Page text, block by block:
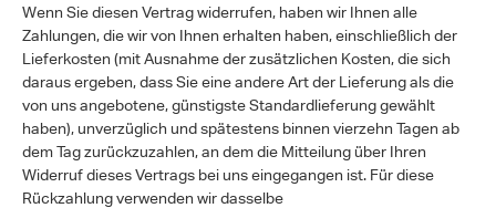
Wenn Sie diesen Vertrag widerrufen, haben wir Ihnen alle
Zahlungen, die wir von Ihnen erhalten haben, einschließlich der
Lieferkosten (mit Ausnahme der zusätzlichen Kosten, die sich
daraus ergeben, dass Sie eine andere Art der Lieferung als die
von uns angebotene, günstigste Standardlieferung gewählt
haben), unverzüglich und spätestens binnen vierzehn Tagen ab
dem Tag zurückzuzahlen, an dem die Mitteilung über Ihren
Widerruf dieses Vertrags bei uns eingegangen ist. Für diese
Rückzahlung verwenden wir dasselbe